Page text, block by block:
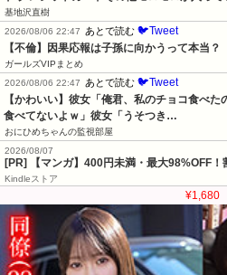
基地沢直樹
2026/08/06 22:47
あとで読む 🐦Tweet
【不倫】因果応報は子孫に向かうって本当？
ガールズVIPまとめ
2026/08/06 22:47
あとで読む 🐦Tweet
【かわいい】彼女「俺君、私のチョコ食べ
食べてないよｗ」彼女「うそつき…
おにひめちゃんの監視部屋
2026/08/07
[PR] 【マンガ】400円未満・最大98%OFF！
Kindleストア
¥1,680